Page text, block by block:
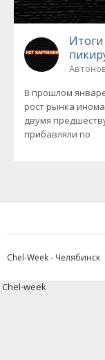
В прошлом
рост рынка
двумя
прибавляли по
Chel-Week - Челябинск
Chel-week